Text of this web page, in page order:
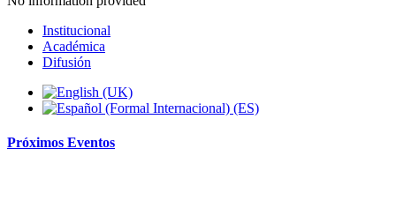
Institucional
Académica
Difusión
Próximos Eventos